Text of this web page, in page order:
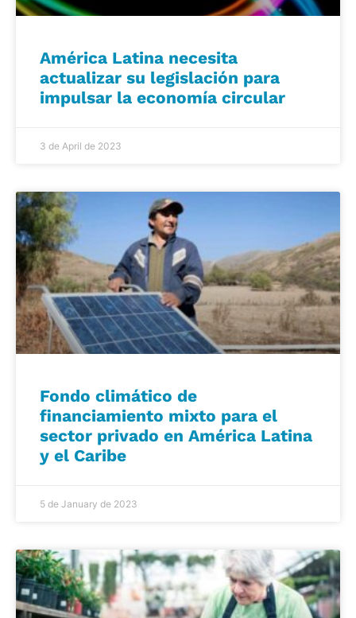
América Latina necesita
actualizar su legislación para
impulsar la economía circular
3 de April de 2023
Fondo climático de
financiamiento mixto para el
sector privado en América Latina
y el Caribe
5 de January de 2023